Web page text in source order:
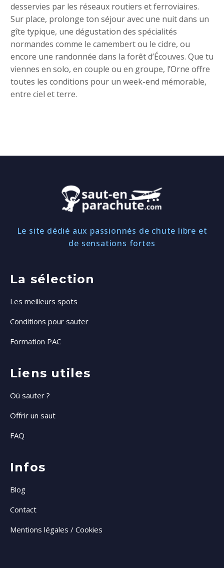
desservies par les réseaux routiers et ferroviaires.
Sur place, prolonge ton séjour avec une nuit dans un
gîte typique, une dégustation des spécialités
normandes comme le camembert ou le cidre, ou
encore une randonnée dans la forêt d’Écouves. Que tu
viennes en solo, en couple ou en groupe, l’Orne offre
toutes les conditions pour un week-end mémorable,
entre ciel et terre.
Le site dédié aux passionnés de chute libre et
de sensations fortes
La sélection
Les meilleurs spots
Conditions pour sauter
Formation PAC
Liens utiles
Où sauter ?
Offrir un saut
FAQ
Infos
Blog
Contact
Mentions légales / Cookies